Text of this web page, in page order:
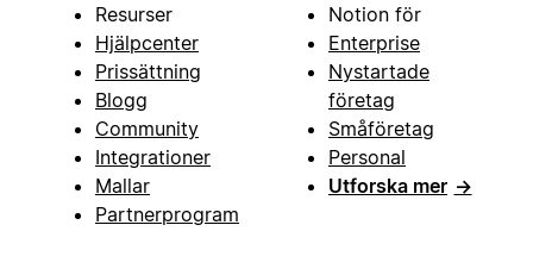
Resurser
Hjälpcenter
Prissättning
Blogg
Community
Integrationer
Mallar
Partnerprogram
Notion för
Enterprise
Nystartade
företag
Småföretag
Personal
Utforska mer →